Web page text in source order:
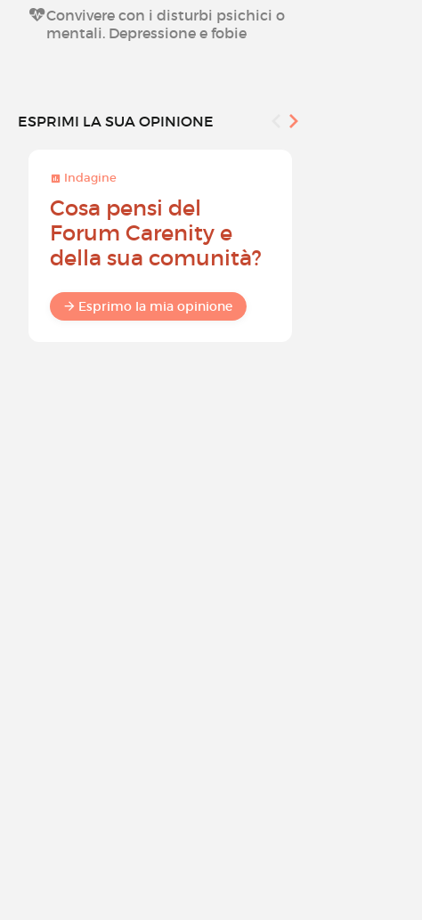
Convivere con i disturbi psichici o
mentali. Depressione e fobie
ESPRIMI LA SUA OPINIONE
Indagine
Cosa pensi del
Forum Carenity e
della sua comunità?
Esprimo la mia opinione